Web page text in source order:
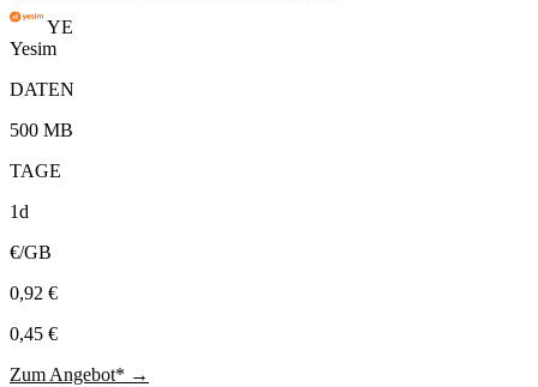
YE
Yesim
DATEN
500 MB
TAGE
1d
€/GB
0,92 €
0,45 €
Zum Angebot* →